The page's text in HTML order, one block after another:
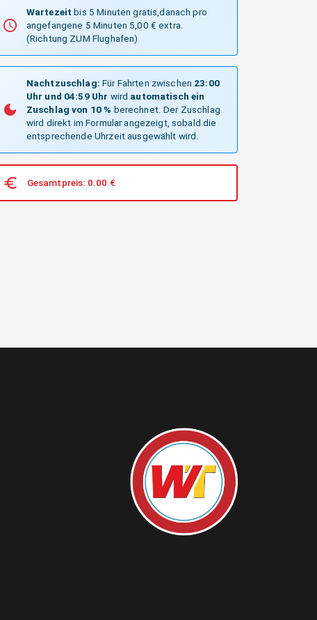
Wartezeit bis 5 Minuten gratis,danach pro
angefangene 5 Minuten 5,00 € extra.
(Richtung ZUM Flughafen)
Nachtzuschlag: Für Fahrten zwischen 23:00
Uhr und 04:59 Uhr wird automatisch ein
Zuschlag von 10 % berechnet. Der Zuschlag
wird direkt im Formular angezeigt, sobald die
entsprechende Uhrzeit ausgewählt wird.
Gesamtpreis: 0.00 €